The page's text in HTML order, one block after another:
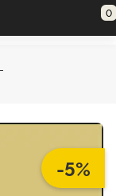
0
-5%